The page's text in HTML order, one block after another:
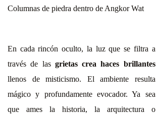
Columnas de piedra dentro de Angkor Wat
En cada rincón oculto, la luz que se filtra a
través de lasgrietas crea haces brillantes
llenos de misticismo. El ambiente resulta
mágico y profundamente evocador. Ya sea
que ames la historia, la arquitectura o